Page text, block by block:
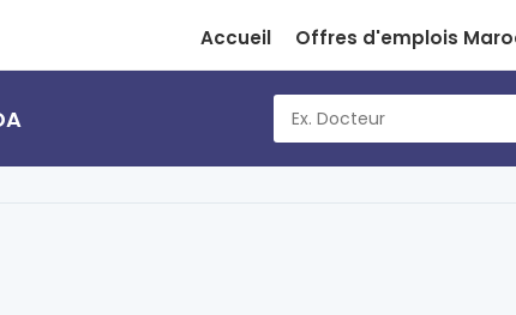
Accueil Offres d'emplois